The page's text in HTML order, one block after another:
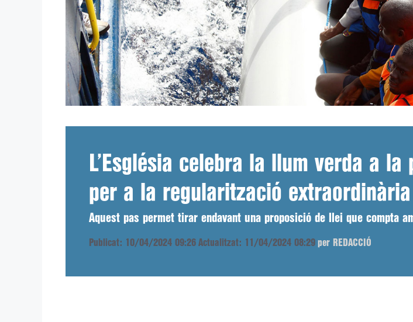
L’Església celebra la llum verda a
per a la regularització extraordinària
Aquest pas permet tirar endavant una proposició de llei que compta
Publicat: 10/04/2024 09:26 Actualitzat: 11/04/2024 08:29 per REDACCIÓ